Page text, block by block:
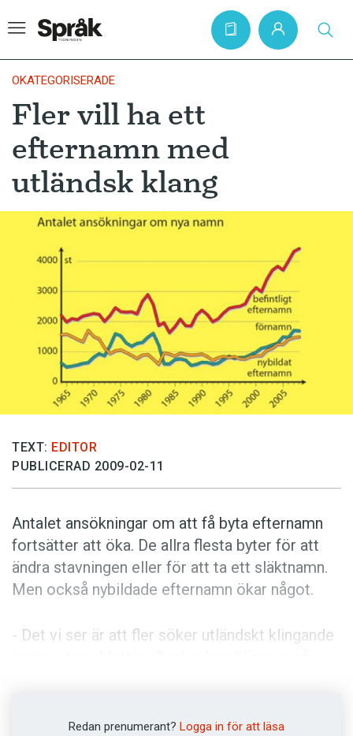
Hem
Artiklar
Krönikor
Språkfrågor
Skrivtips
Kviss
Podden
Anmäl till språkpolisen
Föreslå nyord
Annonsera
Prenumerera
Läs Språktidningen digitalt
OKATEGORISERADE
Fler vill ha ett
efternamn med
utländsk klang
TEXT: EDITOR
PUBLICERAD 2009-02-11
Antalet ansökningar om att få byta efternamn
fortsätter att öka. De allra flesta byter för att
ändra stavningen eller för att ta ett släktnamn.
Men också nybildade efternamn ökar något.
- Det vi ser är att fler söker utländskt klingande
Rivanor, Apifera och Zittenbaum är några
Redan prenumerant? Logga in för att läsa